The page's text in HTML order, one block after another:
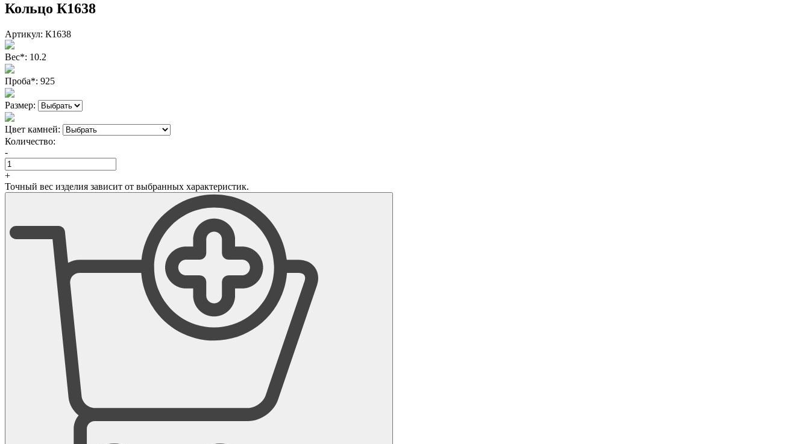
Кольцо К1638
Артикул: К1638
Вес*: 10.2
Проба*: 925
Размер:
Цвет камней:
Количество:
-
+
Точный вес изделия зависит от выбранных характеристик.